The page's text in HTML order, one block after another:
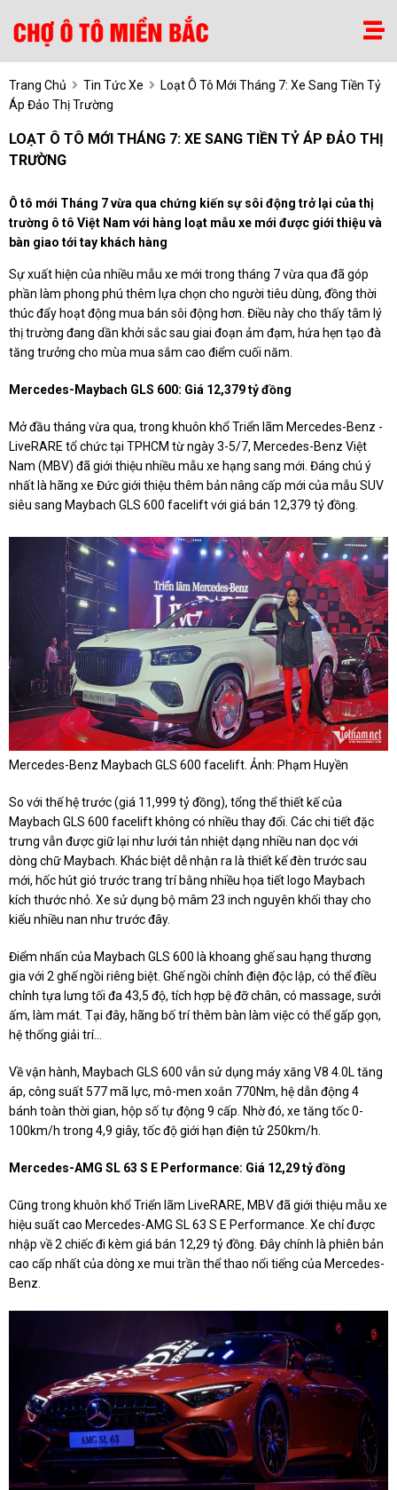
Trang Chủ Tin Tức Xe
Loạt Ô Tô Mới Tháng 7: Xe Sang Tiền Tỷ
Áp Đảo Thị Trường
LOẠT Ô TÔ MỚI THÁNG 7: XE SANG TIỀN TỶ ÁP ĐẢO THỊ
TRƯỜNG
Ô tô mới Tháng 7 vừa qua chứng kiến sự sôi động trở lại của thị
trường ô tô Việt Nam với hàng loạt mẫu xe mới được giới thiệu và
bàn giao tới tay khách hàng
Sự xuất hiện của nhiều mẫu xe mới trong tháng 7 vừa qua đã góp
phần làm phong phú thêm lựa chọn cho người tiêu dùng, đồng thời
thúc đẩy hoạt động mua bán sôi động hơn. Điều này cho thấy tâm lý
thị trường đang dần khởi sắc sau giai đoạn ảm đạm, hứa hẹn tạo đà
tăng trưởng cho mùa mua sắm cao điểm cuối năm.
Mercedes-Maybach GLS 600: Giá 12,379 tỷ đồng
Mở đầu tháng vừa qua, trong khuôn khổ Triển lãm Mercedes-Benz -
LiveRARE tổ chức tại TPHCM từ ngày 3-5/7, Mercedes-Benz Việt
Nam (MBV) đã giới thiệu nhiều mẫu xe hạng sang mới. Đáng chú ý
nhất là hãng xe Đức giới thiệu thêm bản nâng cấp mới của mẫu SUV
siêu sang Maybach GLS 600 facelift với giá bán 12,379 tỷ đồng.
Mercedes-Benz Maybach GLS 600 facelift. Ảnh: Phạm Huyền
So với thế hệ trước (giá 11,999 tỷ đồng), tổng thể thiết kế của
Maybach GLS 600 facelift không có nhiều thay đổi. Các chi tiết đặc
trưng vẫn được giữ lại như lưới tản nhiệt dạng nhiều nan dọc với
dòng chữ Maybach. Khác biệt dễ nhận ra là thiết kế đèn trước sau
mới, hốc hút gió trước trang trí bằng nhiều họa tiết logo Maybach
kích thước nhỏ. Xe sử dụng bộ mâm 23 inch nguyên khối thay cho
kiểu nhiều nan như trước đây.
Điểm nhấn của Maybach GLS 600 là khoang ghế sau hạng thương
gia với 2 ghế ngồi riêng biệt. Ghế ngồi chỉnh điện độc lập, có thể điều
chỉnh tựa lưng tối đa 43,5 độ, tích hợp bệ đỡ chân, có massage, sưởi
ấm, làm mát. Tại đây, hãng bố trí thêm bàn làm việc có thể gấp gọn,
hệ thống giải trí...
Về vận hành, Maybach GLS 600 vẫn sử dụng máy xăng V8 4.0L tăng
áp, công suất 577 mã lực, mô-men xoắn 770Nm, hệ dẫn động 4
bánh toàn thời gian, hộp số tự động 9 cấp. Nhờ đó, xe tăng tốc 0-
100km/h trong 4,9 giây, tốc độ giới hạn điện tử 250km/h.
Mercedes-AMG SL 63 S E Performance: Giá 12,29 tỷ đồng
Cũng trong khuôn khổ Triển lãm LiveRARE, MBV đã giới thiệu mẫu xe
hiệu suất cao Mercedes-AMG SL 63 S E Performance. Xe chỉ được
nhập về 2 chiếc đi kèm giá bán 12,29 tỷ đồng. Đây chính là phiên bản
cao cấp nhất của dòng xe mui trần thể thao nổi tiếng của Mercedes-
Benz.